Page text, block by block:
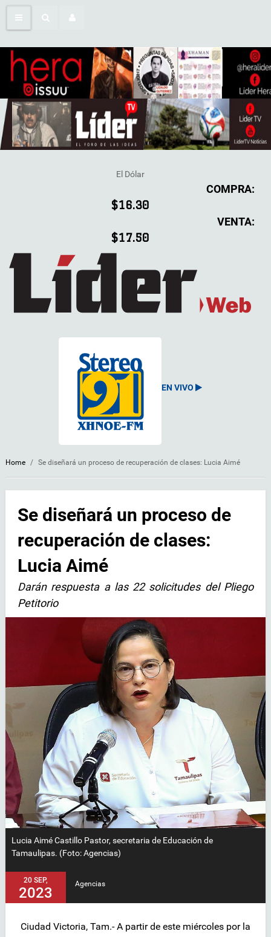
El Dólar
COMPRA:
$16.30
VENTA:
$17.50
EN VIVO
Home / Se diseñará un proceso de recuperación de clases: Lucia Aimé
Se diseñará un proceso de
recuperación de clases:
Lucia Aimé
Darán respuesta a las 22 solicitudes del Pliego
Petitorio
Lucia Aimé Castillo Pastor, secretaria de Educación de
Tamaulipas. (Foto: Agencias)
20 SEP,
2023
Agencias
Ciudad Victoria, Tam.- A partir de este miércoles por la